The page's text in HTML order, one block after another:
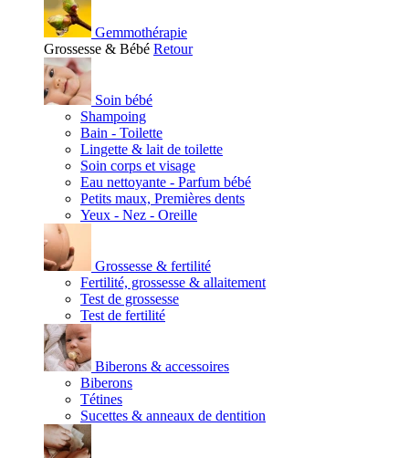
Gemmothérapie
Grossesse & Bébé Retour
Soin bébé
Shampoing
Bain - Toilette
Lingette & lait de toilette
Soin corps et visage
Eau nettoyante - Parfum bébé
Petits maux, Premières dents
Yeux - Nez - Oreille
Grossesse & fertilité
Fertilité, grossesse & allaitement
Test de grossesse
Test de fertilité
Biberons & accessoires
Biberons
Tétines
Sucettes & anneaux de dentition